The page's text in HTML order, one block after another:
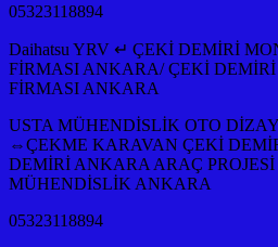
05323118894
Daihatsu YRV ↵ ÇEKİ DEMİRİ
FİRMASI ANKARA/ ÇEKİ DEMİRİ
FİRMASI ANKARA
USTA MÜHENDİSLİK OTO
⇔ÇEKME KARAVAN ÇEKİ
DEMİRİ ANKARA ARAÇ
MÜHENDİSLİK ANKARA
05323118894